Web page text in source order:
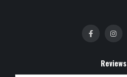
Reviews